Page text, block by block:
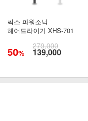
픽스 파워소닉
헤어드라이기 XHS-701
50%
279,000
139,000